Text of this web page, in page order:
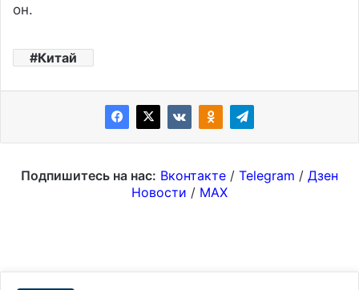
он.
Китай
Подпишитесь на нас: Вконтакте / Telegram / Дзен
Новости / MAX